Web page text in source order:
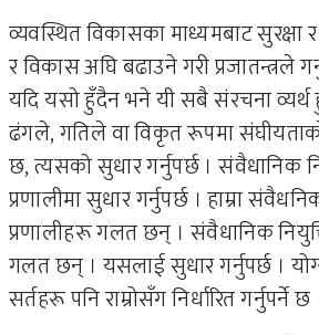
व्यवस्थित विकासका माध्यमबाट सुरक्षा
र विकास अघि बढाउने गरी प्रजातन्त्रले
यदि यसो हुँदैन भने यी सबै संरचना
ढंगले, गतिले वा विकृत रूपमा
छ, त्यसको सुधार गर्नुपर्छ । संवैधानिक
प्रणालीमा सुधार गर्नुपर्छ । हाम्रा
प्रणालीहरू गलत छन् । संवैधानिक
गलत छन् । यसलाई सुधार गर्नुपर्छ ।
सर्तहरू पनि राम्रोसँग निर्धारित गर्नुपर्ने छ